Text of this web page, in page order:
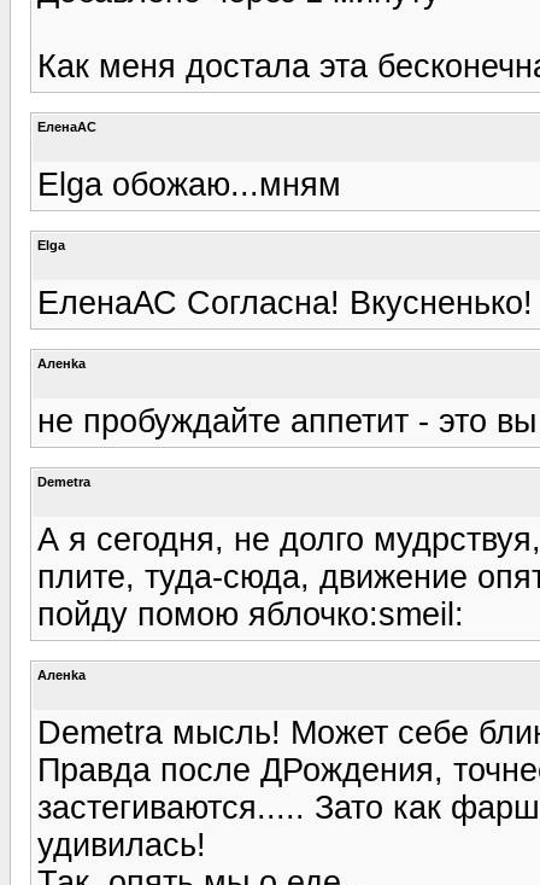
Как меня достала эта
ЕленаАС
Elga обожаю...мням
Elga
ЕленаАС Согласна! Вкусненько!
Аленka
не пробуждайте аппетит - это
Demetra
А я сегодня, не долго
плите, туда-сюда, движение
пойду помою яблочко:smeil:
Аленka
Demetra мысль! Может себе
Правда после ДРождения,
застегиваются..... Зато как
удивилась!